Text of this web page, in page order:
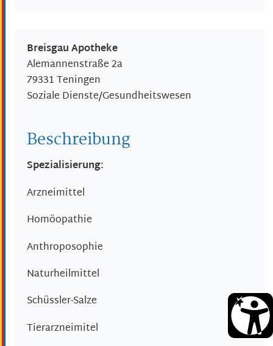
Breisgau Apotheke
Alemannenstraße 2a
79331Teningen
Soziale Dienste/Gesundheitswesen
Beschreibung
Spezialisierung:
Arzneimittel
Homöopathie
Anthroposophie
Naturheilmittel
Schüssler-Salze
Tierarzneimitel